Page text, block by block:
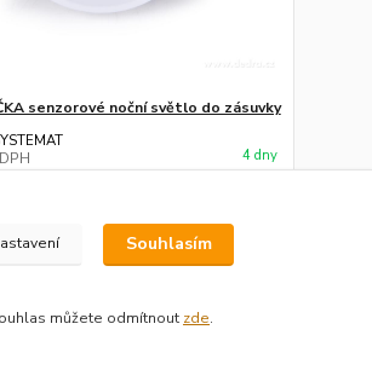
senzorové noční světlo do zásuvky
4 dny
Souhlasím
můžete odmítnout zde.